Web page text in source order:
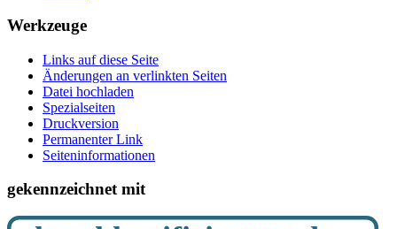
Werkzeuge
Links auf diese Seite
Änderungen an verlinkten Seiten
Datei hochladen
Spezialseiten
Druckversion
Permanenter Link
Seiten­­informationen
gekennzeichnet mit